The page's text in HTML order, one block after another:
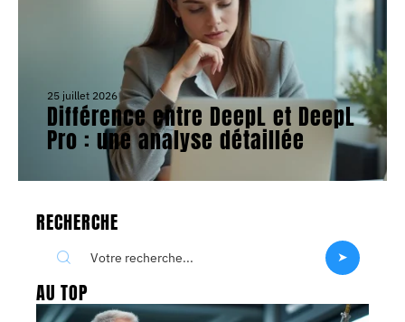
25 juillet 2026
Différence entre DeepL et DeepL
Pro : une analyse détaillée
RECHERCHE
AU TOP